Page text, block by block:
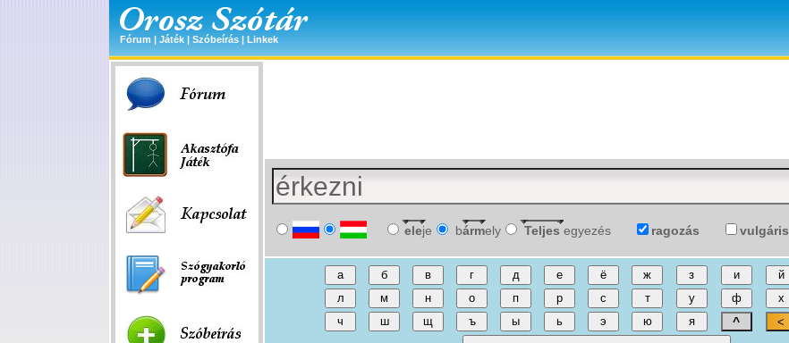
Fórum | Játék | Szóbeírás | Linkek
eleje bármely Teljes egyezés ragozás vulgáris